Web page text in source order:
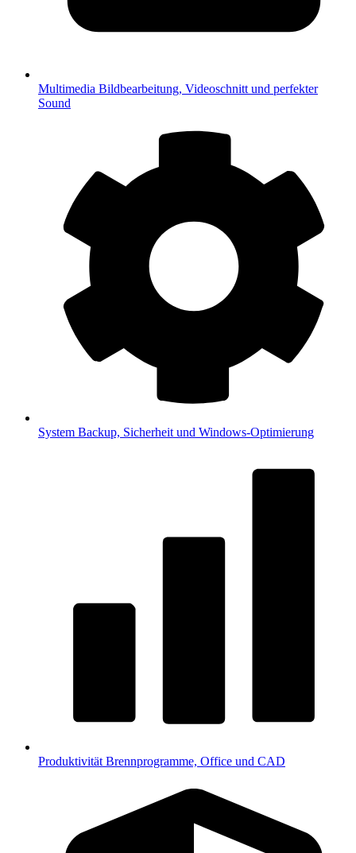
Multimedia Bildbearbeitung, Videoschnitt und perfekter
Sound
System Backup, Sicherheit und Windows-Optimierung
Produktivität Brennprogramme, Office und CAD